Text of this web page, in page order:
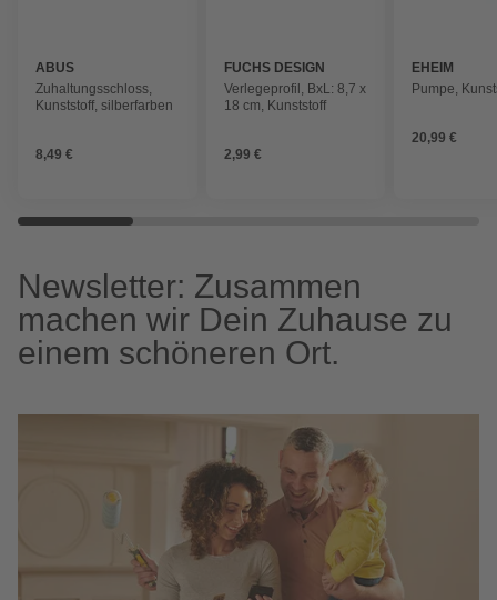
ABUS
Zuhaltungsschloss,
Kunststoff, silberfarben
8,49 €
FUCHS DESIGN
Verlegeprofil, BxL: 8,7 x
18 cm, Kunststoff
2,99 €
EHEIM
Pumpe,
20,99 €
Newsletter: Zusammen
machen wir Dein Zuhause zu
einem schöneren Ort.